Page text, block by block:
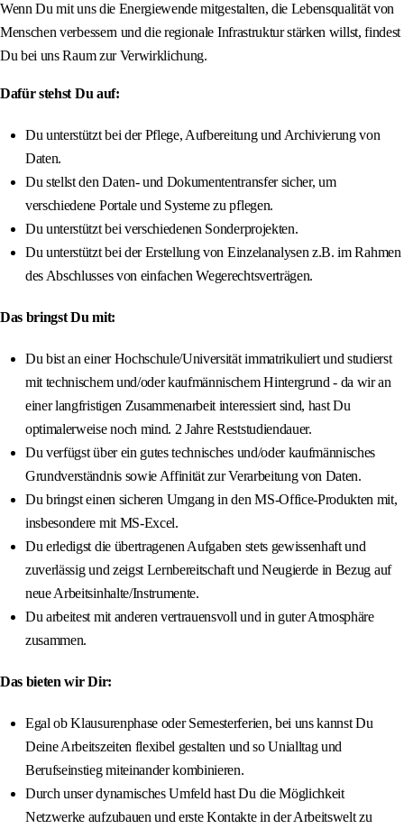
Wenn Du mit uns die Energiewende mitgestalten, die Lebensqualität von
Menschen verbessern und die regionale Infrastruktur stärken willst, findest
Du bei uns Raum zur Verwirklichung.
Dafür stehst Du auf:
Du unterstützt bei der Pflege, Aufbereitung und Archivierung von
Daten.
Du stellst den Daten- und Dokumententransfer sicher, um
verschiedene Portale und Systeme zu pflegen.
Du unterstützt bei verschiedenen Sonderprojekten.
Du unterstützt bei der Erstellung von Einzelanalysen z.B. im Rahmen
des Abschlusses von einfachen Wegerechtsverträgen.
Das bringst Du mit:
Du bist an einer Hochschule/Universität immatrikuliert und studierst
mit technischem und/oder kaufmännischem Hintergrund - da wir an
einer langfristigen Zusammenarbeit interessiert sind, hast Du
optimalerweise noch mind. 2 Jahre Reststudiendauer.
Du verfügst über ein gutes technisches und/oder kaufmännisches
Grundverständnis sowie Affinität zur Verarbeitung von Daten.
Du bringst einen sicheren Umgang in den MS-Office-Produkten mit,
insbesondere mit MS-Excel.
Du erledigst die übertragenen Aufgaben stets gewissenhaft und
zuverlässig und zeigst Lernbereitschaft und Neugierde in Bezug auf
neue Arbeitsinhalte/Instrumente.
Du arbeitest mit anderen vertrauensvoll und in guter Atmosphäre
zusammen.
Das bieten wir Dir:
Egal ob Klausurenphase oder Semesterferien, bei uns kannst Du
Deine Arbeitszeiten flexibel gestalten und so Unialltag und
Berufseinstieg miteinander kombinieren.
Durch unser dynamisches Umfeld hast Du die Möglichkeit
Netzwerke aufzubauen und erste Kontakte in der Arbeitswelt zu